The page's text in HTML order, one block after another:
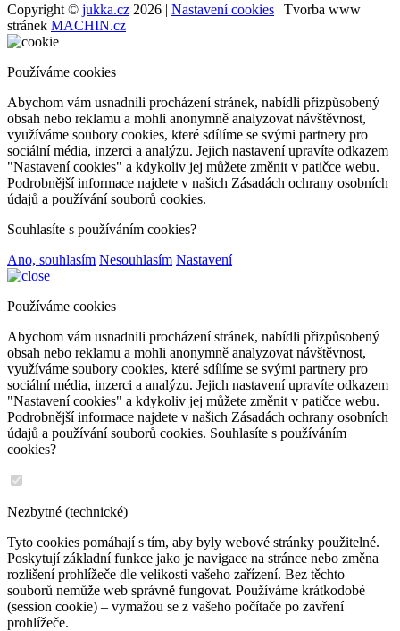
Copyright © jukka.cz 2026 | Nastavení cookies | Tvorba www
stránek MACHIN.cz
Používáme cookies
Abychom vám usnadnili procházení stránek, nabídli přizpůsobený
obsah nebo reklamu a mohli anonymně analyzovat návštěvnost,
využíváme soubory cookies, které sdílíme se svými partnery pro
sociální média, inzerci a analýzu. Jejich nastavení upravíte odkazem
"Nastavení cookies" a kdykoliv jej můžete změnit v patičce webu.
Podrobnější informace najdete v našich Zásadách ochrany osobních
údajů a používání souborů cookies.
Souhlasíte s používáním cookies?
Ano, souhlasím Nesouhlasím Nastavení
Používáme cookies
Abychom vám usnadnili procházení stránek, nabídli přizpůsobený
obsah nebo reklamu a mohli anonymně analyzovat návštěvnost,
využíváme soubory cookies, které sdílíme se svými partnery pro
sociální média, inzerci a analýzu. Jejich nastavení upravíte odkazem
"Nastavení cookies" a kdykoliv jej můžete změnit v patičce webu.
Podrobnější informace najdete v našich Zásadách ochrany osobních
údajů a používání souborů cookies. Souhlasíte s používáním
cookies?
Nezbytné (technické)
Tyto cookies pomáhají s tím, aby byly webové stránky použitelné.
Poskytují základní funkce jako je navigace na stránce nebo změna
rozlišení prohlížeče dle velikosti vašeho zařízení. Bez těchto
souborů nemůže web správně fungovat. Používáme krátkodobé
(session cookie) – vymažou se z vašeho počítače po zavření
prohlížeče.